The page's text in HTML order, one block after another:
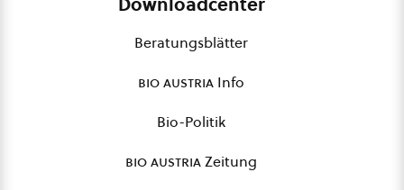
Beratungsblätter
bio austria Info
Bio-Politik
bio austriaZeitung